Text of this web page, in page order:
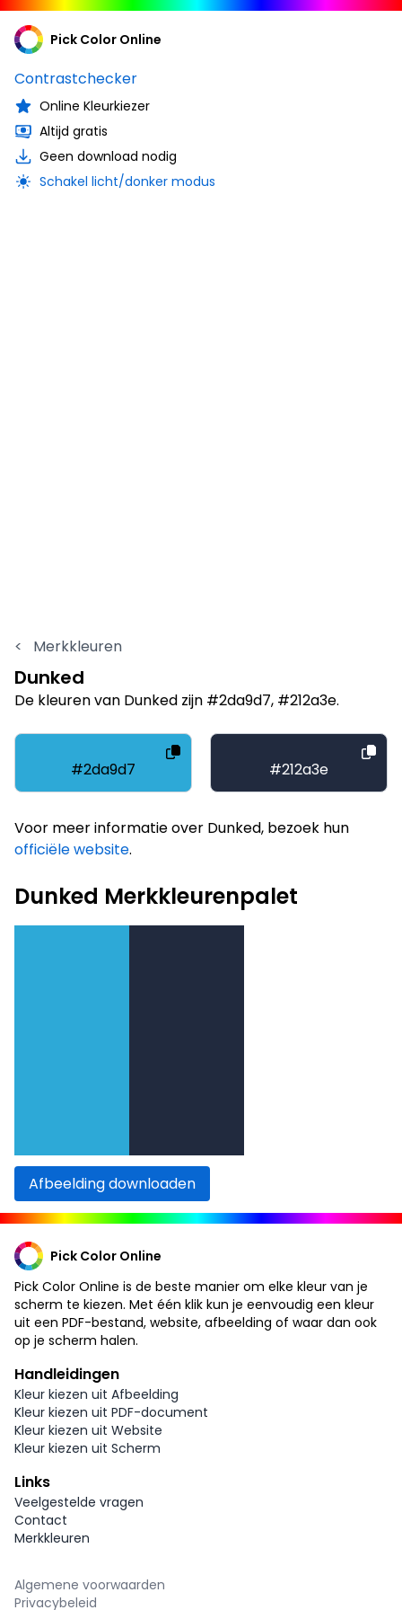
Pick Color Online
Contrastchecker
Online Kleurkiezer
Altijd gratis
Geen download nodig
Schakel licht/donker modus
< Merkkleuren
Dunked
De kleuren van Dunked zijn #2da9d7, #212a3e.
#2da9d7 #212a3e
Voor meer informatie over Dunked, bezoek hun
officiële website.
Dunked Merkkleurenpalet
Afbeelding downloaden
Pick Color Online
Pick Color Online is de beste manier om elke kleur van je
scherm te kiezen. Met één klik kun je eenvoudig een kleur
uit een PDF-bestand, website, afbeelding of waar dan ook
op je scherm halen.
Handleidingen
Kleur kiezen uit Afbeelding
Kleur kiezen uit PDF-document
Kleur kiezen uit Website
Kleur kiezen uit Scherm
Links
Veelgestelde vragen
Contact
Merkkleuren
Algemene voorwaarden
Privacybeleid